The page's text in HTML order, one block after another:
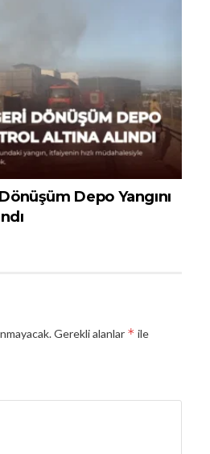
Depo Yangını
Gerekli alanlar * ile